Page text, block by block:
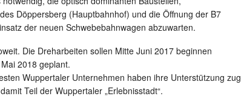
Döppersberg (Hauptbahnhof) und die Öffnung der B7
der neuen Schwebebahnwagen abzuwarten.
Die Dreharbeiten sollen Mitte Juni 2017 beginnen
2018 geplant.
Wuppertaler Unternehmen haben ihre Unterstützung
Teil der Wuppertaler „Erlebnisstadt“.